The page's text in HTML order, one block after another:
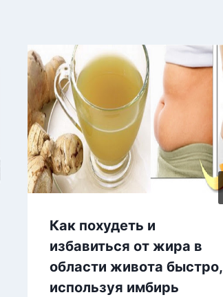
Как похудеть и
избавиться от жира в
области живота быстро,
используя имбирь